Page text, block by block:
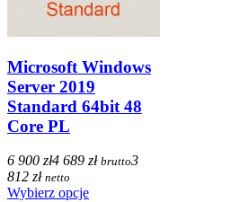
Microsoft Windows
Server 2019
Standard 64bit 48
Core PL
6 900 zł4 689 zł brutto3
812 zł netto
Wybierz opcje